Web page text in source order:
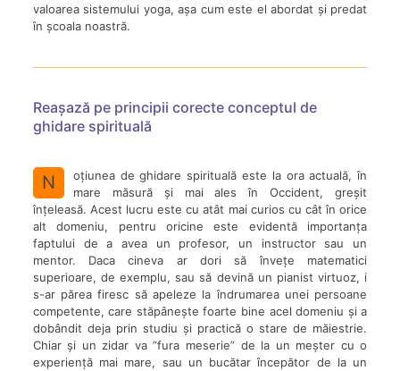
valoarea sistemului yoga, așa cum este el abordat și predat
în școala noastră.
Reașază pe principii corecte conceptul de
ghidare spirituală
N
oțiunea de ghidare spirituală este la ora actuală, în
mare măsură și mai ales în Occident, greșit
înțeleasă. Acest lucru este cu atât mai curios cu cât în orice
alt domeniu, pentru oricine este evidentă importanța
faptului de a avea un profesor, un instructor sau un
mentor. Daca cineva ar dori să învețe matematici
superioare, de exemplu, sau să devină un pianist virtuoz, i
s-ar părea firesc să apeleze la îndrumarea unei persoane
competente, care stăpânește foarte bine acel domeniu și a
dobândit deja prin studiu și practică o stare de măiestrie.
Chiar și un zidar va ”fura meserie” de la un meșter cu o
experiență mai mare, sau un bucătar începător de la un